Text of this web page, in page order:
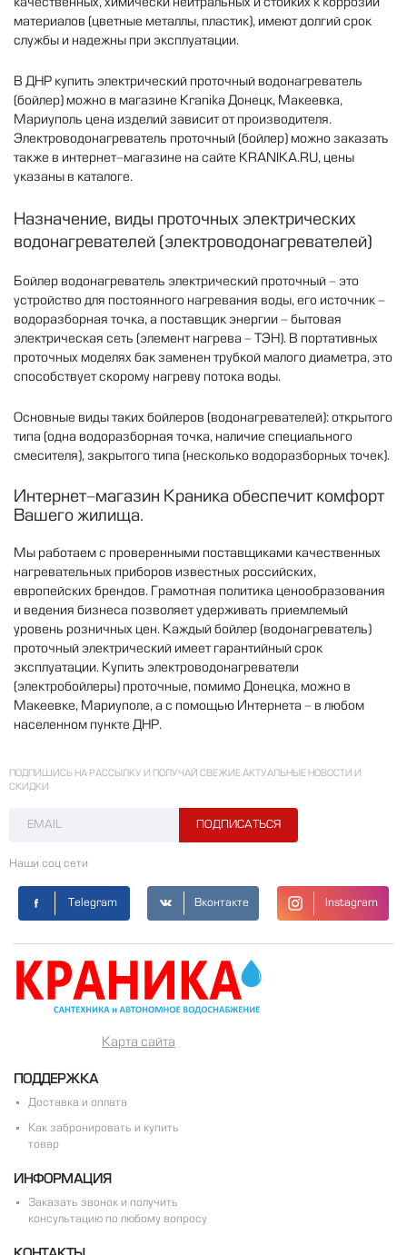
материалов (цветные металлы, пластик), имеют долгий срок
службы и надежны при эксплуатации.
В ДНР купить электрический проточный водонагреватель
(бойлер) можно в магазине Kranika Донецк, Макеевка,
Мариуполь цена изделий зависит от производителя.
Электроводонагреватель проточный (бойлер) можно заказать
также в интернет-магазине на сайте KRANIKA. RU, цены
указаны в каталоге.
Назначение, виды проточных электрических
водонагревателей ( электроводонагревателей)
Бойлер водонагреватель электрический проточный - это
устройство для постоянного нагревания воды, его источник -
водоразборная точка, а поставщик энергии - бытовая
электрическая сеть (элемент нагрева - ТЭН). В портативных
проточных моделях бак заменен трубкой малого диаметра, это
способствует скорому нагреву потока воды.
Основные виды таких бойлеров (водонагревателей): открытого
типа (одна водоразборная точка, наличие специального
смесителя), закрытого типа (несколько водоразборных точек).
Интернет-магазин Краника обеспечит комфорт
Вашего жилища.
Мы работаем с проверенными поставщиками качественных
нагревательных приборов известных российских,
европейских брендов. Грамотная политика ценообразования
и ведения бизнеса позволяет удерживать приемлемый
уровень розничных цен. Каждый бойлер (водонагреватель)
проточный электрический имеет гарантийный срок
эксплуатации. Купить электроводонагреватели
(электробойлеры) проточные, помимо Донецка, можно в
Макеевке, Мариуполе, а с помощью Интернета - в любом
населенном пункте ДНР.
ПОДПИШИСЬ НА РАССЫЛКУ И ПОЛУЧАЙ СВЕЖИЕ АКТУАЛЬНЫЕ НОВОСТИ И
СКИДКИ
Наши соц сети
Telegram Вконтакте Instagram
Карта сайта
ПОДДЕРЖКА
Доставка и оплата
Как забронировать и купить
товар
ИНФОРМАЦИЯ
Заказать звонок и получить
консультацию по любому вопросу